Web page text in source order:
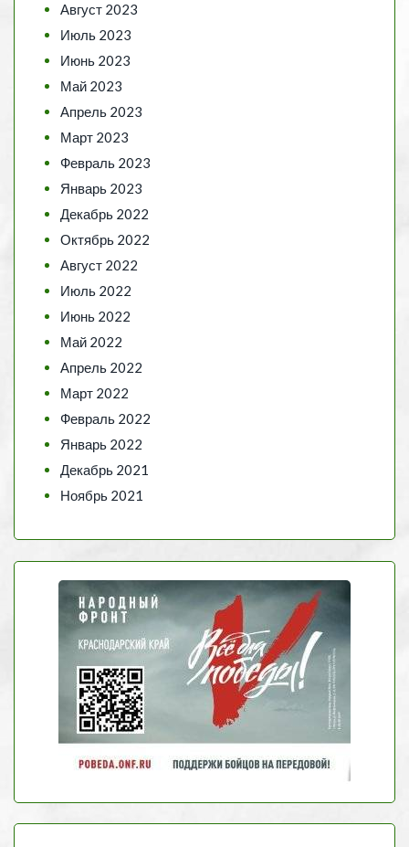
Август 2023
Июль 2023
Июнь 2023
Май 2023
Апрель 2023
Март 2023
Февраль 2023
Январь 2023
Декабрь 2022
Октябрь 2022
Август 2022
Июль 2022
Июнь 2022
Май 2022
Апрель 2022
Март 2022
Февраль 2022
Январь 2022
Декабрь 2021
Ноябрь 2021